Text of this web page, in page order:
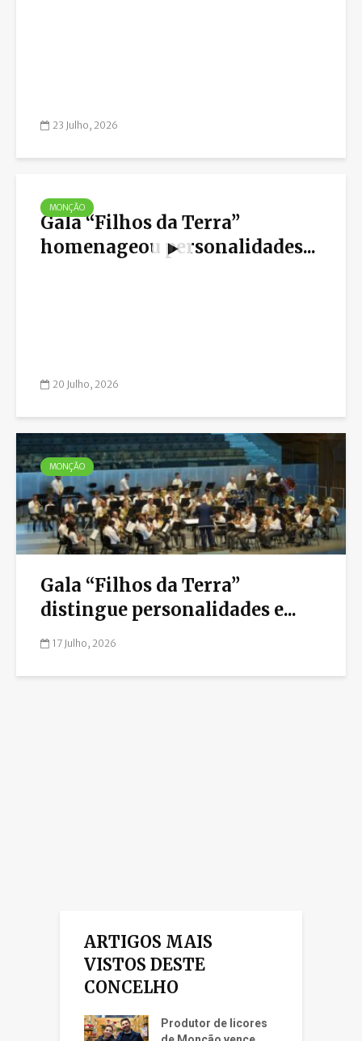
23 Julho, 2026
MONÇÃO
Gala “Filhos da Terra”
homenageou personalidades...
20 Julho, 2026
MONÇÃO
Gala “Filhos da Terra”
distingue personalidades e...
17 Julho, 2026
ARTIGOS MAIS
VISTOS DESTE
CONCELHO
Produtor de licores